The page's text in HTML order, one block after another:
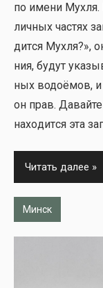
по име­ни
лич­ных частях
дит­ся Мух­ля?»,
ния, будут
ных водо­ё­мов, и
он прав.
нахо­дит­ся эта
Читать далее
Минск